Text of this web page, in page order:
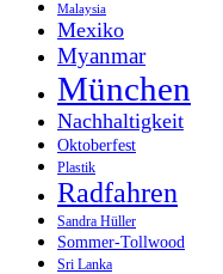
Malaysia
Mexiko
Myanmar
München
Nachhaltigkeit
Oktoberfest
Plastik
Radfahren
Sandra Hüller
Sommer-Tollwood
Sri Lanka